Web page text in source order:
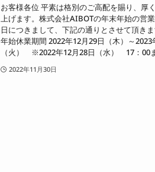
お客様各位 平素は格別のご高配を賜り、厚
上げます。株式会社AIBOTの年末年始の営
日につきまして、下記の通りとさせて頂き
年始休業期間 2022年12月29日（木）～2023
（火） ※2022年12月28日（水） 17：00
2022年11月30日